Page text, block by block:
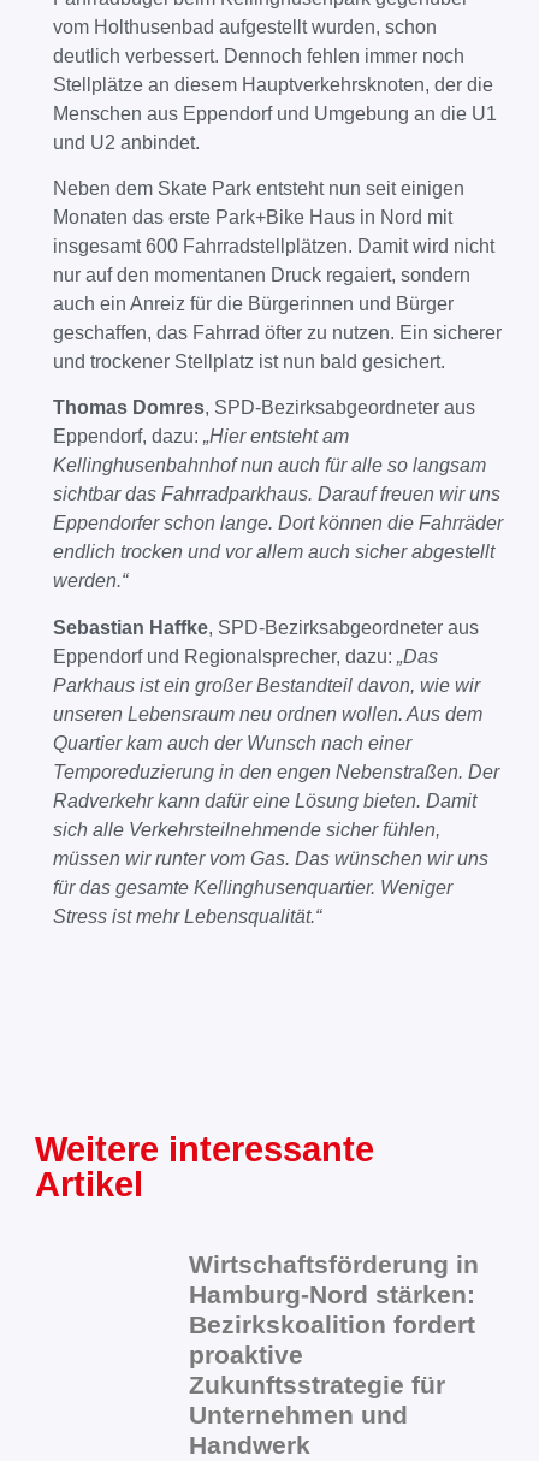
vom Holthusenbad aufgestellt wurden, schon
deutlich verbessert. Dennoch fehlen immer noch
Stellplätze an diesem Hauptverkehrsknoten, der die
Menschen aus Eppendorf und Umgebung an die U1
und U2 anbindet.
Neben dem Skate Park entsteht nun seit einigen
Monaten das erste Park+Bike Haus in Nord mit
insgesamt 600 Fahrradstellplätzen. Damit wird nicht
nur auf den momentanen Druck regaiert, sondern
auch ein Anreiz für die Bürgerinnen und Bürger
geschaffen, das Fahrrad öfter zu nutzen. Ein sicherer
und trockener Stellplatz ist nun bald gesichert.
Thomas Domres, SPD-Bezirksabgeordneter aus
Eppendorf, dazu: „Hier entsteht am
Kellinghusenbahnhof nun auch für alle so langsam
sichtbar das Fahrradparkhaus. Darauf freuen wir uns
Eppendorfer schon lange. Dort können die Fahrräder
endlich trocken und vor allem auch sicher abgestellt
werden.“
Sebastian Haffke, SPD-Bezirksabgeordneter aus
Eppendorf und Regionalsprecher, dazu: „Das
Parkhaus ist ein großer Bestandteil davon, wie wir
unseren Lebensraum neu ordnen wollen. Aus dem
Quartier kam auch der Wunsch nach einer
Temporeduzierung in den engen Nebenstraßen. Der
Radverkehr kann dafür eine Lösung bieten. Damit
sich alle Verkehrsteilnehmende sicher fühlen,
müssen wir runter vom Gas. Das wünschen wir uns
für das gesamte Kellinghusenquartier. Weniger
Stress ist mehr Lebensqualität.“
Weitere interessante
Artikel
Wirtschaftsförderung in
Hamburg-Nord stärken:
Bezirkskoalition fordert
proaktive
Zukunftsstrategie für
Unternehmen und
Handwerk